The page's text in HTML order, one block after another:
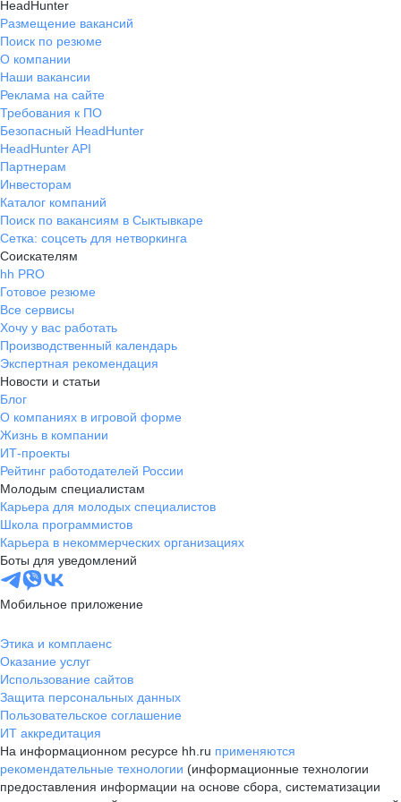
HeadHunter
Размещение вакансий
Поиск по резюме
О компании
Наши вакансии
Реклама на сайте
Требования к ПО
Безопасный HeadHunter
HeadHunter API
Партнерам
Инвесторам
Каталог компаний
Поиск по вакансиям в Сыктывкаре
Сетка: соцсеть для нетворкинга
Соискателям
hh PRO
Готовое резюме
Все сервисы
Хочу у вас работать
Производственный календарь
Экспертная рекомендация
Новости и статьи
Блог
О компаниях в игровой форме
Жизнь в компании
ИТ-проекты
Рейтинг работодателей России
Молодым специалистам
Карьера для молодых специалистов
Школа программистов
Карьера в некоммерческих организациях
Боты для уведомлений
Мобильное приложение
Этика и комплаенс
Оказание услуг
Использование сайтов
Защита персональных данных
Пользовательское соглашение
ИТ аккредитация
На информационном ресурсе hh.ru применяются
рекомендательные технологии (информационные технологии
предоставления информации на основе сбора, систематизации